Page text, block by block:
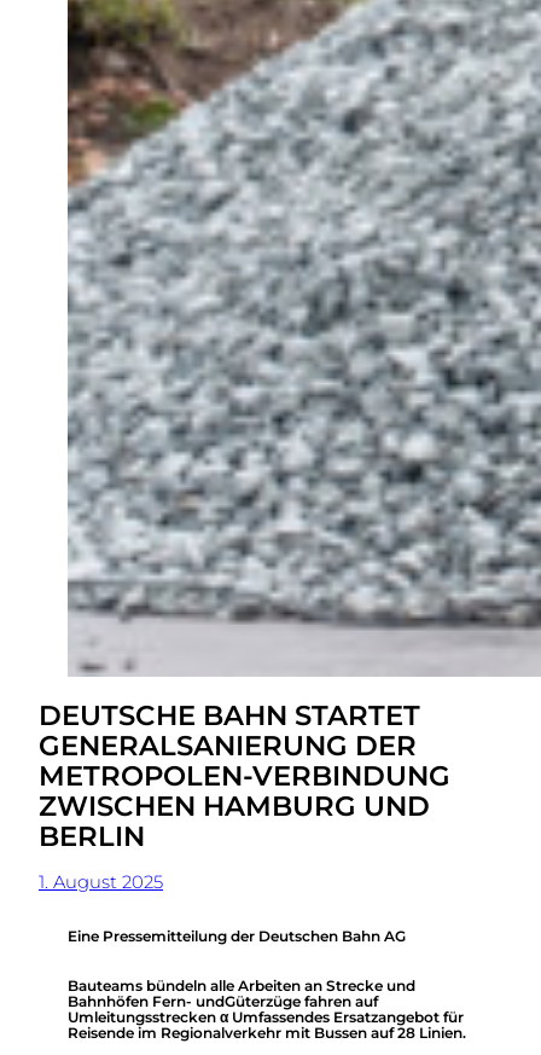
DEUTSCHE BAHN STARTET
GENERALSANIERUNG DER
METROPOLEN-VERBINDUNG
ZWISCHEN HAMBURG UND
BERLIN
1. August 2025
Eine Pressemitteilung der Deutschen Bahn AG
Bauteams bündeln alle Arbeiten an Strecke und
Bahnhöfen Fern- undGüterzüge fahren auf
Umleitungsstrecken α Umfassendes Ersatzangebot für
Reisende im Regionalverkehr mit Bussen auf 28 Linien.